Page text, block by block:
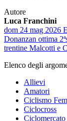
Autore
Luca Franchini
dom 24 mag 2026
Donanzan ottima 2ª
trentine Malcotti e
Elenco degli
Allievi
Amatori
Ciclismo
Ciclocross
Ciclomercato